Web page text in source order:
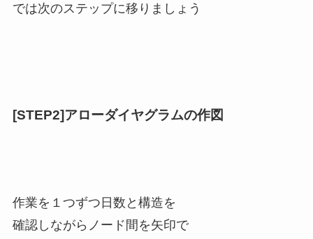
では次のステップに移りましょう
[STEP2]アローダイヤグラムの作図
作業を１つずつ日数と構造を
確認しながらノード間を矢印で